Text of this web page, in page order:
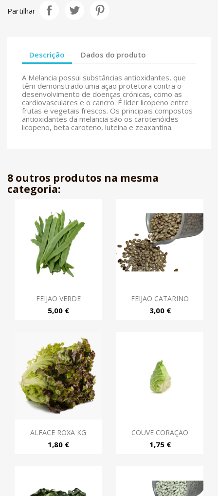
Partilhar
Descrição Dados do produto
A Melancia possui substâncias antioxidantes, que
têm demonstrado uma ação protetora contra o
desenvolvimento de doenças crónicas, como as
cardiovasculares e o cancro. É líder licopeno entre
frutas e vegetais frescos. Os principais compostos
antioxidantes da melancia são os carotenóides
licopeno, beta caroteno, luteína e zeaxantina.
8 outros produtos na mesma
categoria:
FEIJÃO VERDE
5,00 €
FEIJAO CATARINO
3,00 €
ALFACE ROXA KG
1,80 €
COUVE CORAÇÃO
1,75 €